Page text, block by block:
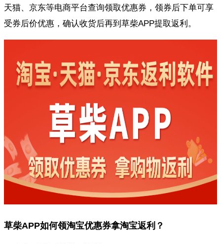
天猫、京东等电商平台查询领取优惠券，领券后下单可享
受券后价优惠，确认收货后再到草柴APP提取返利。
草柴APP如何领淘宝优惠券拿淘宝返利？